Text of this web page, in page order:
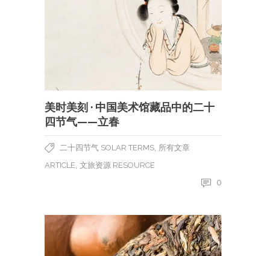
美时美刻 · 中国美术馆藏品中的二十
四节气——立春
二十四节气 SOLAR TERMS, 所有文章
ARTICLE, 文旅资源 RESOURCE
0